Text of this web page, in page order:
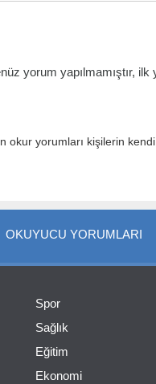
yorum yapılmamıştır, ilk
okur yorumları kişilerin
OKUYUCU YORUMLARI
Spor
Sağlık
Eğitim
Ekonomi